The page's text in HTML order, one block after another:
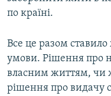
по країні.
Все це разом
умови. Рішення про
власним життям, чи
рішення про видачу